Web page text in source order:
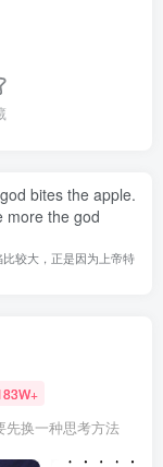
bites the apple.
more the god
较大，正是因为上帝特
先换一种思考方法